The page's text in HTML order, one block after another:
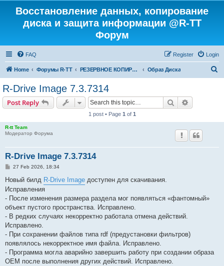
Восстановление данных, копирование
диска и защита информации @R-TT
Форум
FAQ Login
Register
Home Форумы R-TT РЕЗЕРВНОЕ КОПИРОВАНИЕ И ВОССТАНОВЛЕНИЕ СИСТЕМ Образ Диска
R-Drive Image 7.3.7314
Post Reply Search
1 post • Page 1 of 1
R-tt Team
Модератор Форума
R-Drive Image 7.3.7314
P
s
27 Feb 2026, 18:34
Новый билд R-Drive Image доступен для скачивания.
Исправления
- После изменения размера раздела мог появляться «фантомный»
объект пустого пространства. Исправлено.
- В редких случаях некорректно работала отмена действий.
Исправлено.
- При сохранении файлов типа rdf (предустановки фильтров)
появлялось некорректное имя файла. Исправлено.
- Программа могла аварийно завершить работу при создании образа
OEM после выполнения других действий. Исправлено.